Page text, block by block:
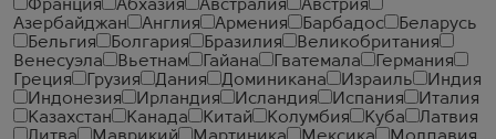
Франция
Абхазия Австралия
Австрия
Азербайджан
Англия Армения Барбадос
Беларусь
Бельгия
Болгария Бразилия
Великобритания
Венесуэла
Вьетнам Гайана Гватемала
Германия
Греция
Грузия Дания Доминикана Израиль
Индия
Индонезия
Ирландия Исландия Испания
Италия
Казахстан
Канада Китай Колумбия Куба
Латвия